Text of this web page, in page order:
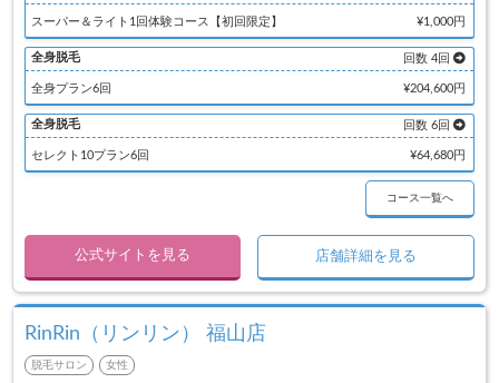
スーパー＆ライト1回体験コース【初回限定】 ¥1,000円
全身脱毛 回数 4回
全身プラン6回 ¥204,600円
全身脱毛 回数 6回
セレクト10プラン6回 ¥64,680円
コース一覧へ
公式サイトを見る 店舗詳細を見る
RinRin（リンリン） 福山店
脱毛サロン 女性